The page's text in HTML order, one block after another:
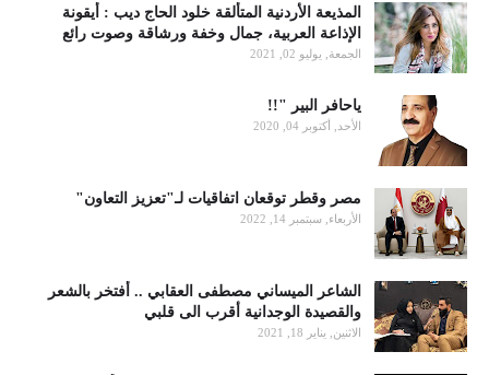
المذيعة الأردنية المتألقة خلود الحاج ديب : أيقونة
الإذاعة العربية، جمال وخفة ورشاقة وصوت رائع
الجمعة, يوليو 02, 2021
ياحافر البير "!!
الأحد, أكتوبر 04, 2020
مصر وقطر توقعان اتفاقيات لـ"تعزيز التعاون"
الأربعاء, سبتمبر 14, 2022
الشاعر الميساني مصطفى العقابي .. أفتخر بالشعر
والقصيدة الوجدانية أقرب الى قلبي
الاثنين, يناير 18, 2021